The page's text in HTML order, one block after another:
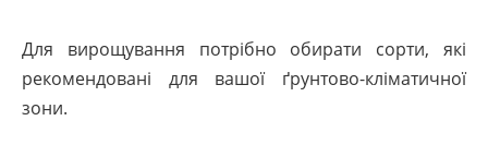
Для вирощування потрібно обирати сорти, які
рекомендовані для вашої ґрунтово-кліматичної
зони.